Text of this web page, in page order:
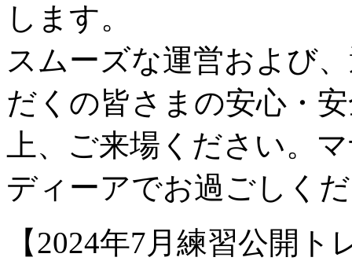
します。
スムーズな運営および
だくの皆さまの安心・
上、ご来場ください。
ディーアでお過ごしく
【2024年7月練習公開